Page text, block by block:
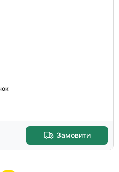
Замовити